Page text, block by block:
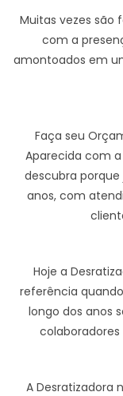
Muitas vezes são
com a
amontoados em
Faça seu
Aparecida com
descubra
anos, com
Hoje a
referência
longo dos anos
A Desratizadora